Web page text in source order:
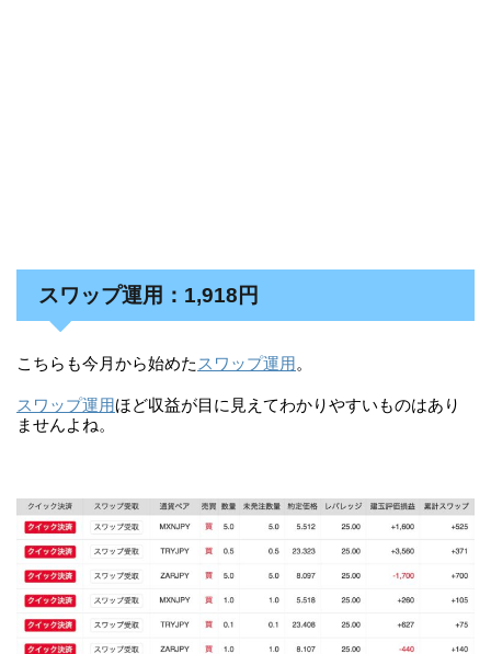
スワップ運用：1,918円
こちらも今月から始めた スワップ運用 。
スワップ運用ほど収益が目に見えてわかりやすいものはあり
ませんよね。